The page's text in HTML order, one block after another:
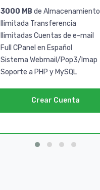
3000 MB de Almacenamiento
Ilimitada Transferencia
Ilimitadas Cuentas de e-mail
Full CPanel en Español
Sistema Webmail/Pop3/Imap
Soporte a PHP y MySQL
Crear Cuenta